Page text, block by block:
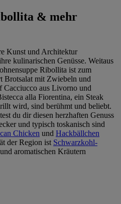
& mehr
Kunst und Architektur
kulinarischen Genüsse. Weitaus
Ribollita ist zum
Brotsalat mit Zwiebeln und
Cacciucco aus Livorno und
alla Fiorentina, ein Steak
wird, sind berühmt und beliebt.
du dir diesen herzhaften Genuss
und typisch toskanisch sind
Chicken und Hackbällchen
der Region ist Schwarzkohl-
aromatischen Kräutern